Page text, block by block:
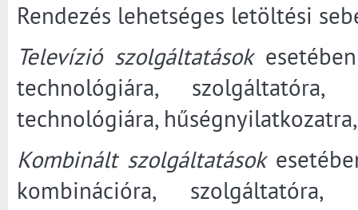
Rendezés lehetséges letöltési
Televízió szolgáltatások
technológiára,
technológiára,
Kombinált szolgáltatások
kombinációra,